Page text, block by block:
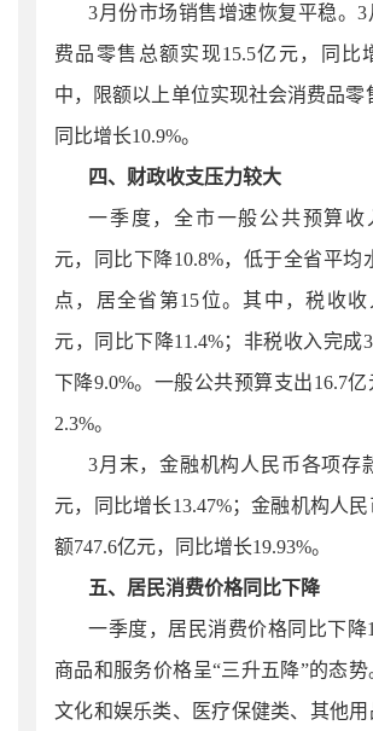
3月份市场销售增速恢复平稳。3
费品零售总额实现15.5亿元，同比
中，限额以上单位实现社会消费品零
同比增长10.9%。
四、财政收支压力较大
一季度，全市一般公共预算收
元，同比下降10.8%，低于全省平均
点，居全省第15位。其中，税收收
元，同比下降1 1.4%；非税收入完成
下降9.0%。一般公共预算支出16.7亿
2.3%。
3月末，金融机构人民币各项存
元，同比增长13.47%；金融机构人
额747.6亿元，同比增长19.93%。
五、居民消费价格同比下降
一季度，居民消费价格同比下降
商品和服务价格呈“三升五降”的态势
文化和娱乐类、医疗保健类、其他